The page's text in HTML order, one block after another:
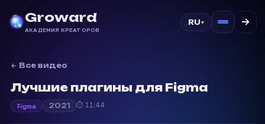
Groward
АКАДЕМИЯ КРЕАТОРОВ
RU▾
← Все видео
Лучшие плагины для Figma
Figma 2021 ⏱ 11:44